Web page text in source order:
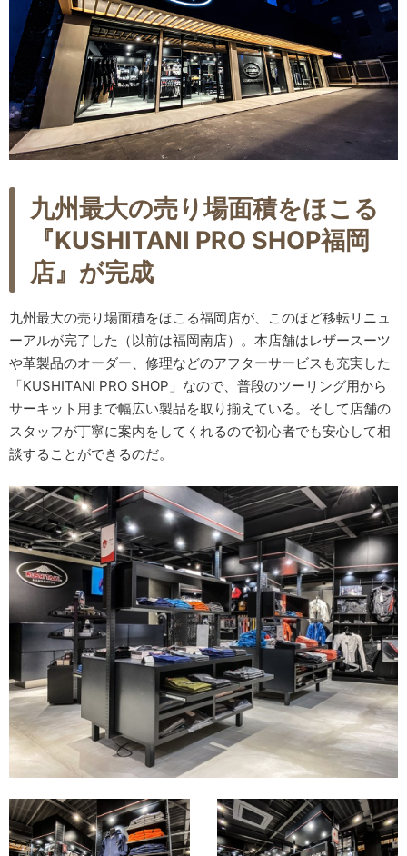
九州最大の売り場面積をほこる
『KUSHITANI PRO SHOP福岡
店』が完成
九州最大の売り場面積をほこる福岡店が、このほど移転リニュ
ーアルが完了した（以前は福岡南店）。本店舗はレザースーツ
や革製品のオーダー、修理などのアフターサービスも充実した
「KUSHITANI PRO SHOP」なので、普段のツーリング用から
サーキット用まで幅広い製品を取り揃えている。そして店舗の
スタッフが丁寧に案内をしてくれるので初心者でも安心して相
談することができるのだ。